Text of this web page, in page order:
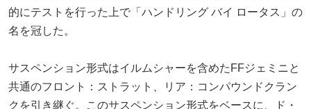
的にテストを行った上で「ハンドリング バイ ロータス」の
名を冠した。
サスペンション形式はイルムシャーを含めたFFジェミニと
共通のフロント：ストラット、リア：コンパウンドクラン
クを引き継ぐ。このサスペンション形式をベースに、ド・